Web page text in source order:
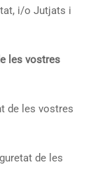
i/o Jutjats i
les vostres
de les vostres
de les